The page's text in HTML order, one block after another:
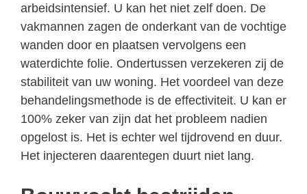
arbeidsintensief. U kan het niet zelf doen. De
vakmannen zagen de onderkant van de vochtige
wanden door en plaatsen vervolgens een
waterdichte folie. Ondertussen verzekeren zij de
stabiliteit van uw woning. Het voordeel van deze
behandelingsmethode is de effectiviteit. U kan er
100% zeker van zijn dat het probleem nadien
opgelost is. Het is echter wel tijdrovend en duur.
Het injecteren daarentegen duurt niet lang.